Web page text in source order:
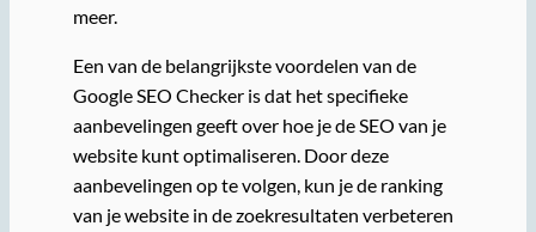
meer.
Een van de belangrijkste voordelen van de
Google SEO Checker is dat het specifieke
aanbevelingen geeft over hoe je de SEO van je
website kunt optimaliseren. Door deze
aanbevelingen op te volgen, kun je de ranking
van je website in de zoekresultaten verbeteren